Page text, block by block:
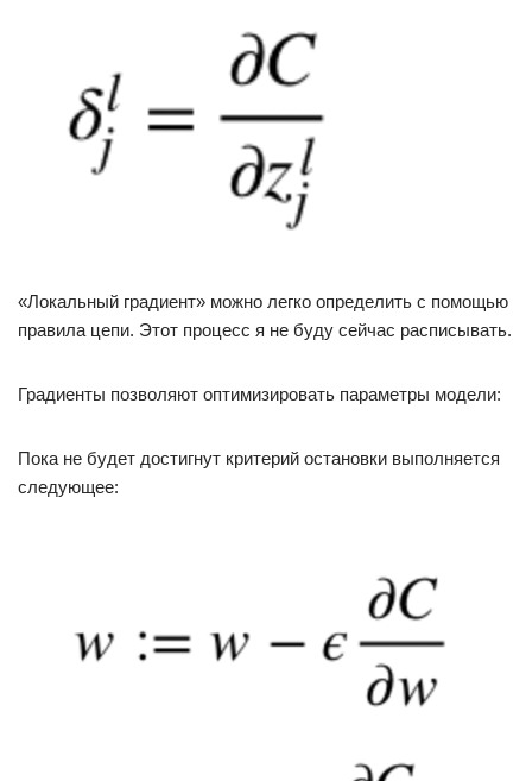
«Локальный градиент» можно легко определить с помощью
правила цепи. Этот процесс я не буду сейчас расписывать.
Градиенты позволяют оптимизировать параметры модели:
Пока не будет достигнут критерий остановки выполняется
следующее: